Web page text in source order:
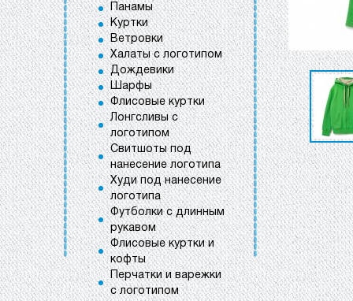
Панамы
Куртки
Ветровки
Халаты с логотипом
Дождевики
Шарфы
Флисовые куртки
Лонгсливы с
логотипом
Свитшоты под
нанесение логотипа
Худи под нанесение
логотипа
Футболки с длинным
рукавом
Флисовые куртки и
кофты
Перчатки и варежки
с логотипом